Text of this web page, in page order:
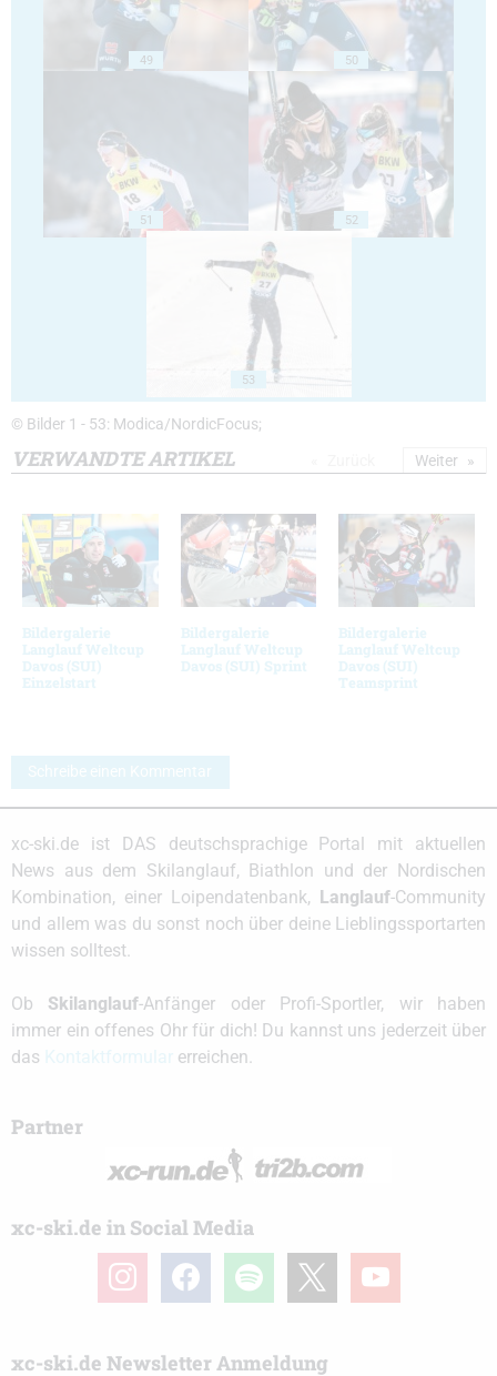
49 50
51 52
53
© Bilder 1 - 53: Modica/NordicFocus;
VERWANDTE ARTIKEL
Bildergalerie
Langlauf Weltcup
Davos (SUI)
Einzelstart
Bildergalerie
Langlauf Weltcup
Davos (SUI) Sprint
Bildergalerie
Langlauf Weltcup
Davos (SUI)
Teamsprint
Weiter
Schreibe einen Kommentar
xc-ski.de ist DAS deutschsprachige Portal mit aktuellen
News aus dem Skilanglauf, Biathlon und der Nordischen
Kombination, einer Loipendatenbank,
Langlauf-Community
und allem was du sonst noch über deine Lieblingssportarten
wissen solltest.
Ob Skilanglauf-Anfänger oder Profi-Sportler, wir haben
immer ein offenes Ohr für dich! Du kannst uns jederzeit über
das
erreichen.
Partner
xc-ski.de in Social Media
instagramfacebook spotify youtube
xc-ski.de Newsletter Anmeldung